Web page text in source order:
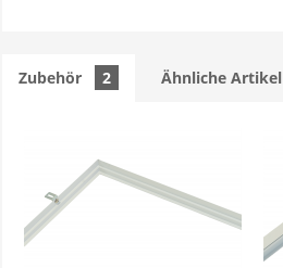
Zubehör 2 Ähnliche Artikel